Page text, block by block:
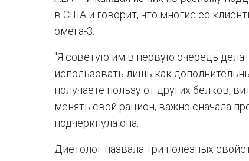
в США и говорит, что многие ее
омега-3.
"Я советую им в первую очередь
использовать лишь как
получаете пользу от других белков,
менять свой рацион, важно сначала
подчеркнула она.
Диетолог назвала три полезных